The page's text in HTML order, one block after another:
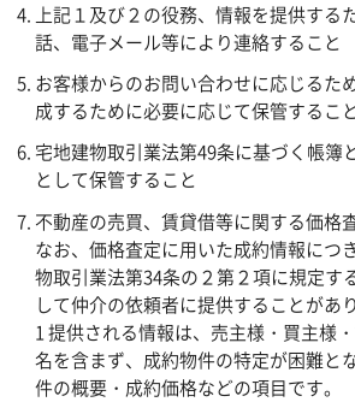
上記１及び２の役務、情報を提供する
話、電子メール等により連絡すること
お客様からのお問い合わせに応じるた
成するために必要に応じて保管するこ
宅地建物取引業法第49条に基づく帳簿
として保管すること
不動産の売買、賃貸借等に関する価格
なお、価格査定に用いた成約情報につ
物取引業法第34条の２第２項に規定す
して仲介の依頼者に提供することがあ
1 提供される情報は、売主様・買主様
名を含まず、成約物件の特定が困難と
件の概要・成約価格などの項目です。